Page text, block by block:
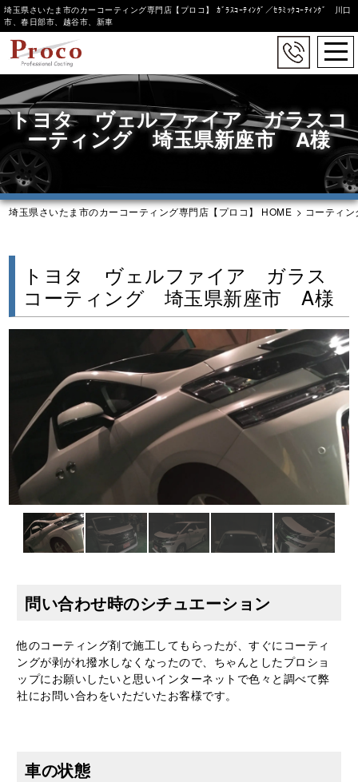
to
main
content
埼玉県さいたま市のカーコーティング専門店【プロコ】 ｶﾞﾗｽｺｰﾃｨﾝｸﾞ／ｾﾗﾐｯｸｺｰﾃｨﾝｸﾞ 川口
市、春日部市、越谷市、新車
トヨタ ヴェルファイア ガラスコ
ーティング 埼玉県新座市 A様
埼玉県さいたま市のカーコーティング専門店【プロコ】 HOME > コーティン
トヨタ ヴェルファイア ガラス
コーティング 埼玉県新座市 A様
問い合わせ時のシチュエーション
他のコーティング剤で施工してもらったが、すぐにコーティ
ングが剥がれ撥水しなくなったので、ちゃんとしたプロショ
ップにお願いしたいと思いインターネットで色々と調べて弊
社にお問い合わをいただいたお客様です。
車の状態